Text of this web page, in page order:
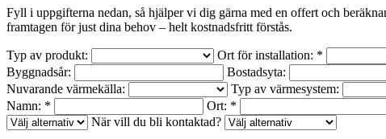
Fyll i uppgifterna nedan, så hjälper vi dig gärna med en offert och
framtagen för just dina behov – helt kostnadsfritt förstås.
Typ av produkt: Ort för installation: *
Byggnadsår:
Bostadsyta:
Nuvarande värmekälla:
Typ av värmesystem:
Namn: *
Ort: *
När vill du bli kontaktad?